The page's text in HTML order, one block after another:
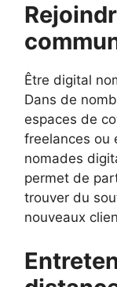
Être digital
Dans de
espaces de
freelances ou
nomades
permet de
trouver du
nouveaux